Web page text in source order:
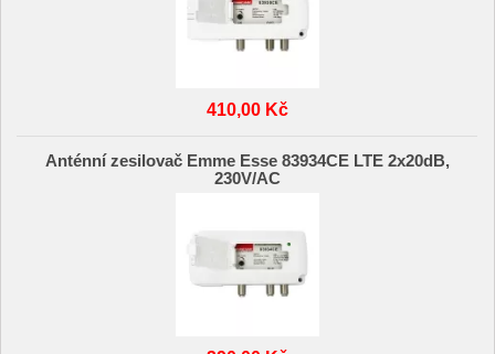
410,00 Kč
Anténní zesilovač Emme Esse 83934CE LTE 2x20dB,
230V/AC